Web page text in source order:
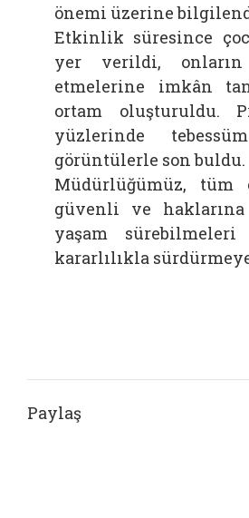
önemi üzerine
Etkinlik süresince
yer verildi,
etmelerine imkân
ortam oluşturuldu.
yüzlerinde
görüntülerle son buldu.
Müdürlüğümüz, tüm
güvenli ve
yaşam sürebilmeleri
kararlılıkla
Paylaş